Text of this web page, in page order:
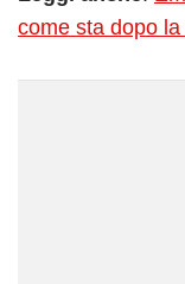
come sta dopo